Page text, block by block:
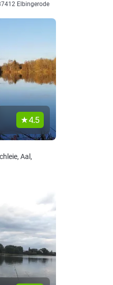
Elbingerode
4.5
Aal,